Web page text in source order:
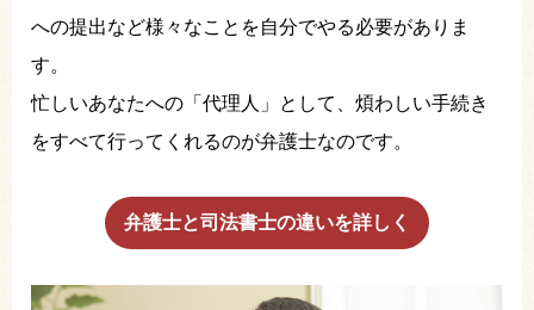
への提出など様々なことを自分でやる必要がありま
す。
忙しいあなたへの「代理人」として、煩わしい手続き
をすべて行ってくれるのが弁護士なのです。
弁護士と司法書士の違いを詳しく